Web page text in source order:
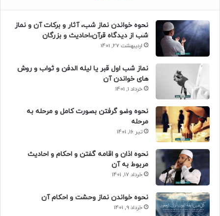
نحوه خواندن نماز شب، آثار و برکات آن و نماز
شب از دیدگاه قرآن،احادیث و بزرگان
اردیبهشت 27, 1401
نماز شب اول قبر یا لیله الدفن و ثواب و روش
های خواندن آن
خرداد 1, 1401
نحوه وضو گرفتن بصورت کامل و مرحله به
مرحله
تیر 16, 1401
نحوه اذان و اقامه گفتن و احکام و احادیث
مربوط به آن
خرداد 17, 1401
نحوه خواندن نماز وحشت و احکام آن
خرداد 9, 1401